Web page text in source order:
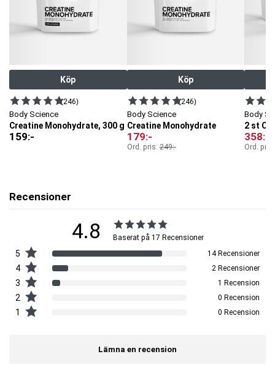
Köp
(246)
Body Science
Creatine Monohydrate, 300 g
159:-
Köp
(246)
Body Science
Creatine Monohydrate
179:-
Ord. pris:249:-
Body
2 st
358:-
Ord.
Recensioner
4.8 Baserat på 17 Recensioner
5 14 Recensioner
4 2 Recensioner
3 1 Recension
2 0 Recension
1 0 Recension
Lämna en recension